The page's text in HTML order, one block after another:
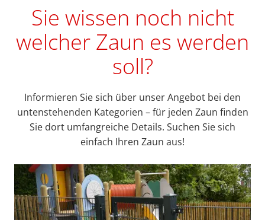
Sie wissen noch nicht
welcher Zaun es werden
soll?
Informieren Sie sich über unser Angebot bei den
untenstehenden Kategorien – für jeden Zaun finden
Sie dort umfangreiche Details. Suchen Sie sich
einfach Ihren Zaun aus!